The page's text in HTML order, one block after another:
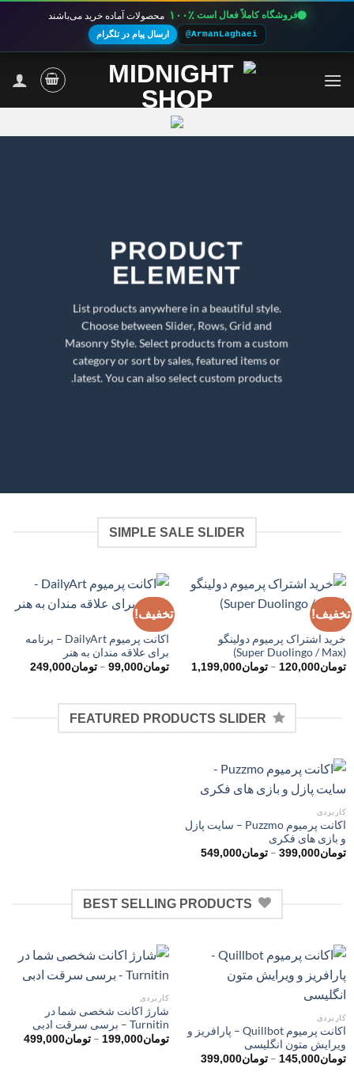
فروشگاه کاملاً فعال است ۱۰۰٪ محصولات آماده خرید می‌باشند
@ArmanLaghaei ارسال پیام در تلگرام
PRODUCT
ELEMENT
List products anywhere in a beautiful style.
Choose between Slider, Rows, Grid and
Masonry Style. Select products from a custom
category or sort by sales, featured items or
latest. You can also select custom products.
SIMPLE SALE SLIDER
تخفیف!
آموزشی
خرید اشتراک پرمیوم دولینگو
(Super Duolingo / Max)
تومان120,000
– تومان1,199,000محدوده
قیمت:
تومان1,199,000
تخفیف!
کاربردی
اکانت پرمیوم DailyArt – برنامه
برای علاقه مندان به هنر
تومان99,000
– تومان249,000
FEATURED PRODUCTS SLIDER
کاربردی
اکانت پرمیوم Puzzmo – سایت پازل
و بازی های فکری
تومان399,000
– تومان549,000محدوده
تومان549,000
BEST SELLING PRODUCTS
کاربردی
اکانت پرمیوم Quillbot – پارافریز و
ویرایش متون انگلیسی
تومان145,000
– تومان399,000محدوده
کاربردی
شارژ اکانت شخصی شما در
Turnitin – برسی سرقت ادبی
تومان199,000
– تومان499,000